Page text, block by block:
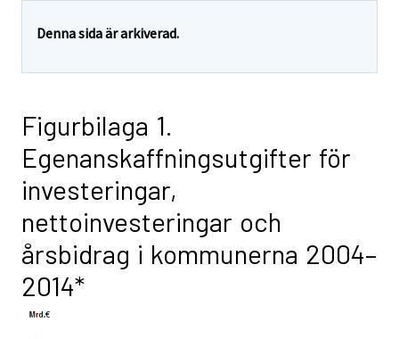
Denna sida är arkiverad.
Figurbilaga 1.
Egenanskaffningsutgifter för
investeringar,
nettoinvesteringar och
årsbidrag i kommunerna 2004–
2014*